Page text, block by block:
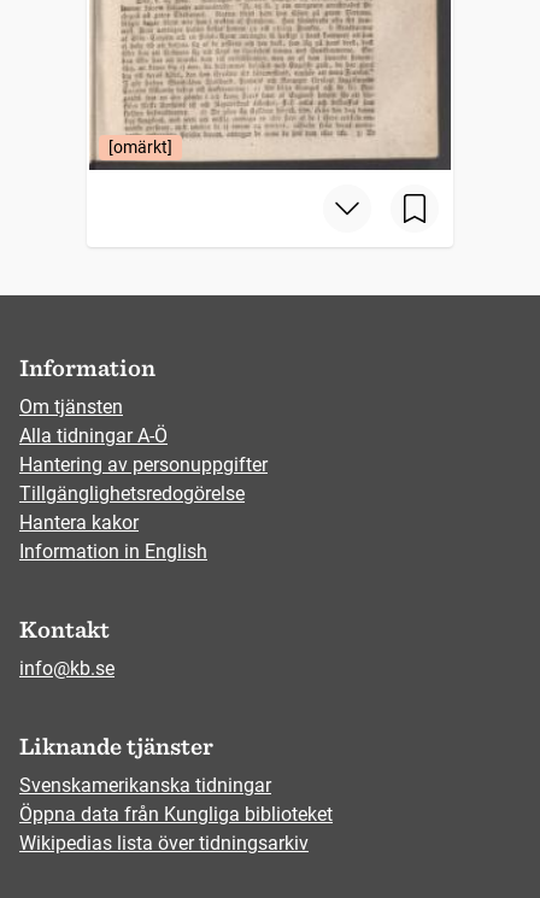
[omärkt]
Information
Om tjänsten
Alla tidningar A-Ö
Hantering av personuppgifter
Tillgänglighetsredogörelse
Hantera kakor
Information in English
Kontakt
info@kb.se
Liknande tjänster
Svenskamerikanska tidningar
Öppna data från Kungliga biblioteket
Wikipedias lista över tidningsarkiv